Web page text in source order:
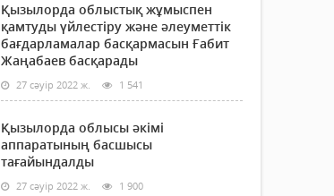
Қызылорда облыстық жұмыспен
қамтуды үйлестіру және әлеуметтік
бағдарламалар басқармасын Ғабит
Жаңабаев басқарады
27 сәуір 2022 ж. 1 541
Қызылорда облысы әкімі
аппаратының басшысы
тағайындалды
27 сәуір 2022 ж. 1 900